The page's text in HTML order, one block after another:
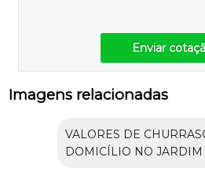
Enviar
Imagens relacionadas
VALORES DE
DOMICÍLIO NO